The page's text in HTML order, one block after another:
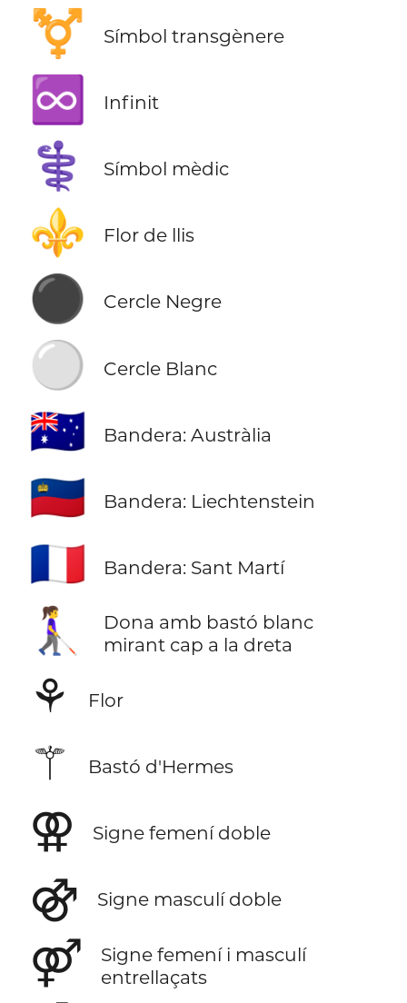
⚧️ Símbol transgènere
♾️ Infinit
⚕️ Símbol mèdic
⚜️ Flor de llis
⚫ Cercle Negre
⚪ Cercle Blanc
🇦🇺 Bandera: Austràlia
🇱🇮 Bandera: Liechtenstein
🇲🇫 Bandera: Sant Martí
👩‍🦯‍➡️
Dona amb bastó blanc
mirant cap a la dreta
⚘ Flor
⚚ Bastó d'Hermes
⚢ Signe femení doble
⚣ Signe masculí doble
⚤
Signe femení i masculí
entrellaçats